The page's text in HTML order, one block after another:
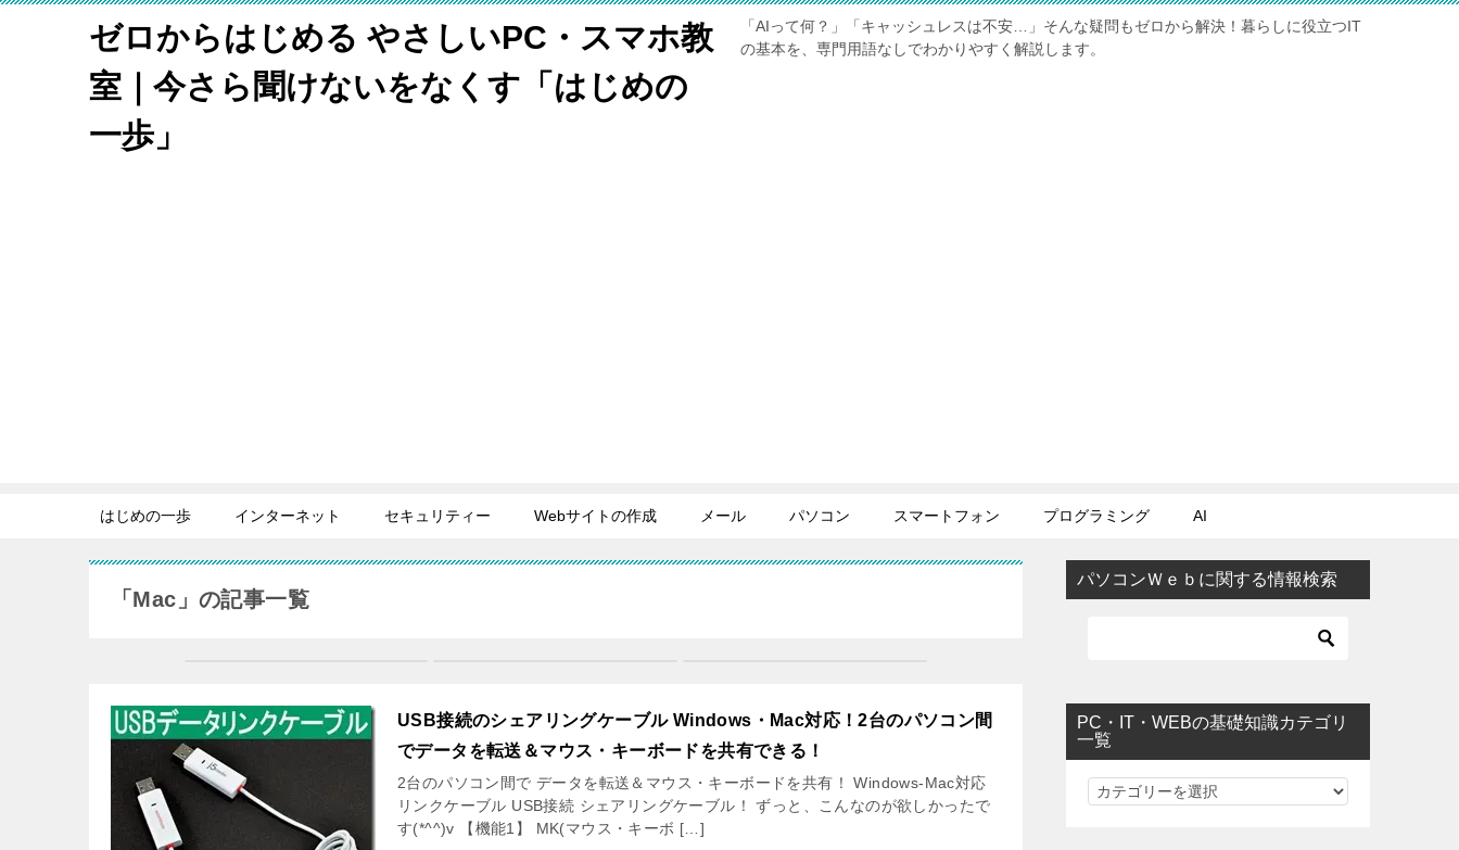
ゼロからはじめる やさしいPC・スマホ教
室｜今さら聞けないをなくす「はじめの
一歩」
「AIって何？」「キャッシュレスは不安…」そんな疑問もゼロから解決！暮らしに役立つIT
の基本を、専門用語なしでわかりやすく解説します。
はじめの一歩 インターネット セキュリティー Webサイトの作成 メール パソコン スマートフォン プログラミング AI
「Mac」の記事一覧
USB接続のシェアリングケーブル Windows・Mac対応！2台のパソコン間
でデータを転送＆マウス・キーボードを共有できる！
2台のパソコン間で データを転送＆マウス・キーボードを共有！ Windows-Mac対応
リンクケーブル USB接続 シェアリングケーブル！ ずっと、こんなのが欲しかったで
す(*^^)v 【機能1】 MK(マウス・キーボ […]
パソコンＷｅｂに関する情報検索
PC・IT・WEBの基礎知識カテゴリ
一覧
PC・IT・WEBの基礎知識カテゴリ一覧